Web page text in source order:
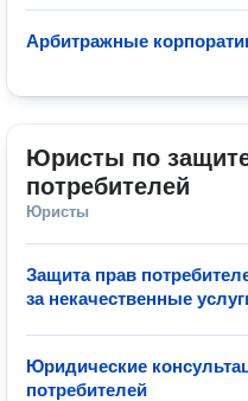
Арбитражные
Юристы по
потребителей
Юристы
Защита прав
за некачественные
Юридические
потребителей